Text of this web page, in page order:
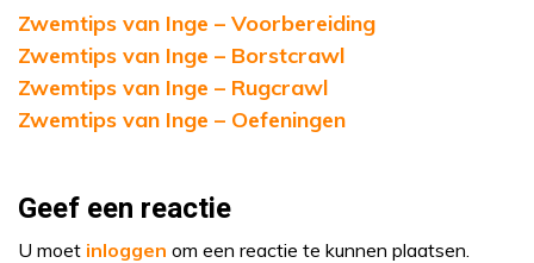
Zwemtips van Inge – Voorbereiding
Zwemtips van Inge – Borstcrawl
Zwemtips van Inge – Rugcrawl
Zwemtips van Inge – Oefeningen
Geef een reactie
U moet inloggen om een reactie te kunnen plaatsen.